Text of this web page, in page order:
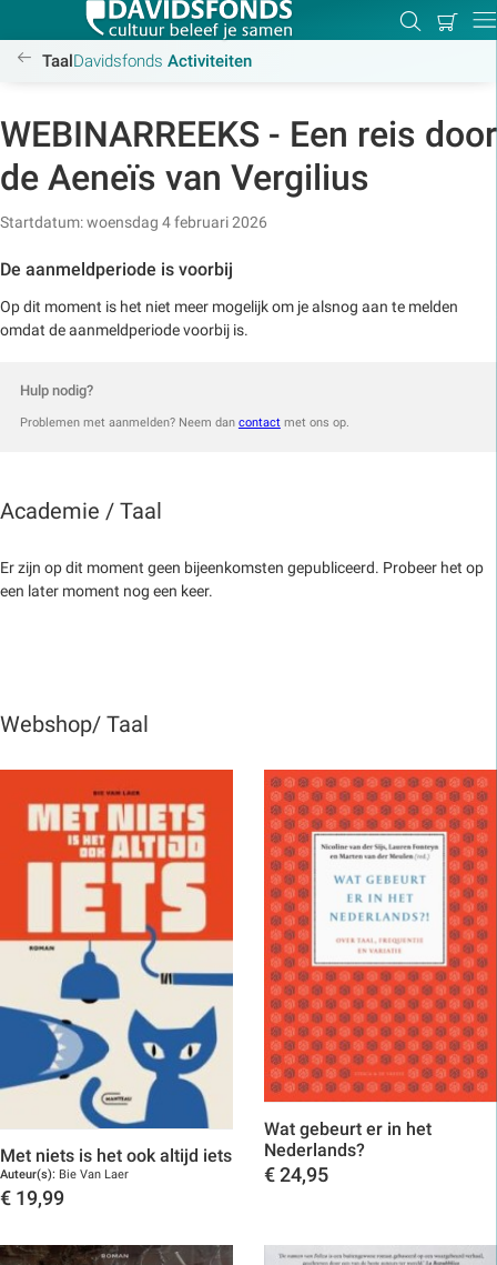
Zoeken
Mijn
/activiteiten
Taal Davidsfonds Activiteiten
WEBINARREEKS - Een reis door
de Aeneïs van Vergilius
Startdatum: woensdag 4 februari 2026
De aanmeldperiode is voorbij
Op dit moment is het niet meer mogelijk om je alsnog aan te melden
omdat de aanmeldperiode voorbij is.
Hulp nodig?
Problemen met aanmelden? Neem dan contactmet ons op.
Academie / Taal
Er zijn op dit moment geen bijeenkomsten gepubliceerd. Probeer het op
een later moment nog een keer.
Webshop/ Taal
Met niets is het ook altijd iets
Auteur(s): Bie Van Laer
€ 19,99
Wat gebeurt er in het
Nederlands?
€ 24,95
Zoek: